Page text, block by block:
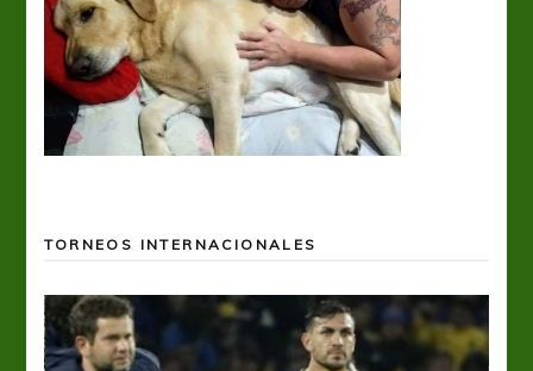
TORNEOS INTERNACIONALES